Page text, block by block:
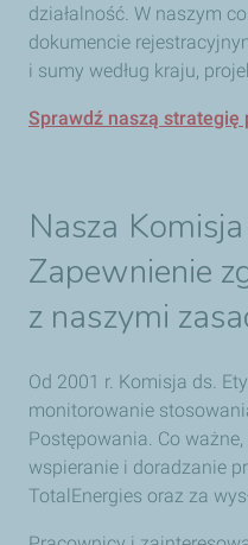
działalność. W naszym
dokumencie
i sumy według kraju,
Sprawdź naszą strategię
Nasza
Zapewnienie
z naszymi
Od 2001 r. Komisja ds.
monitorowanie
Postępowania. Co
wspieranie i doradzanie
TotalEnergies oraz za